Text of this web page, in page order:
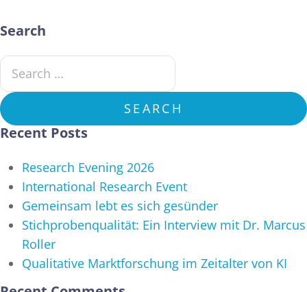
Search
Search for:
SEARCH
Recent Posts
Research Evening 2026
International Research Event
Gemeinsam lebt es sich gesünder
Stichprobenqualität: Ein Interview mit Dr. Marcus
Roller
Qualitative Marktforschung im Zeitalter von KI